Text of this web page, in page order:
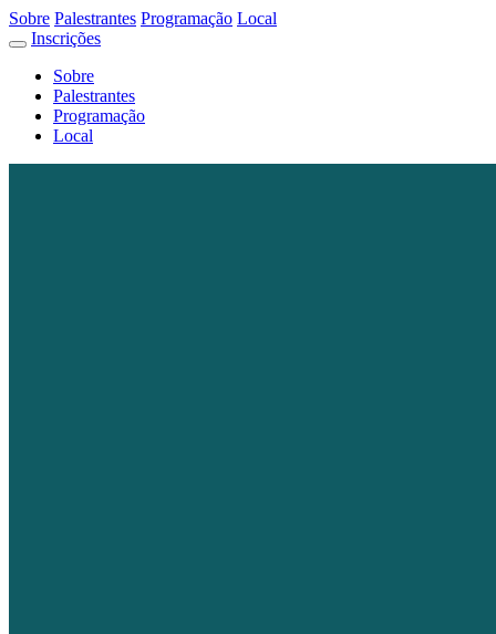
Sobre Palestrantes Programação Local
Inscrições
Sobre
Palestrantes
Programação
Local